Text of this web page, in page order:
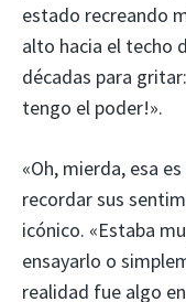
estado recreando
alto hacia el techo
décadas para
tengo el poder!».
«Oh, mierda, esa
recordar sus
icónico. «Estaba
ensayarlo o
realidad fue algo